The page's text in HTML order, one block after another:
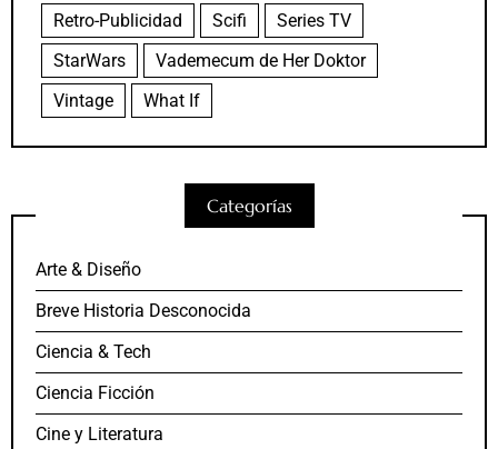
Retro-Publicidad
Scifi
Series TV
StarWars
Vademecum de Her Doktor
Vintage
What If
Categorías
Arte & Diseño
Breve Historia Desconocida
Ciencia & Tech
Ciencia Ficción
Cine y Literatura